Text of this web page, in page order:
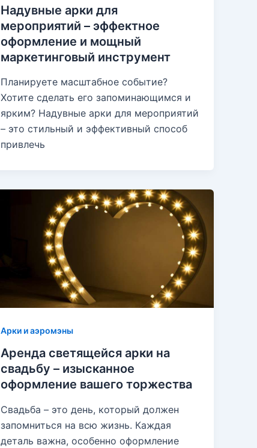
Надувные арки для
мероприятий – эффектное
оформление и мощный
маркетинговый инструмент
Планируете масштабное событие?
Хотите сделать его запоминающимся и
ярким? Надувные арки для мероприятий
– это стильный и эффективный способ
привлечь
Арки и аэромэны
Аренда светящейся арки на
свадьбу – изысканное
оформление вашего торжества
Свадьба – это день, который должен
запомниться на всю жизнь. Каждая
деталь важна, особенно оформление